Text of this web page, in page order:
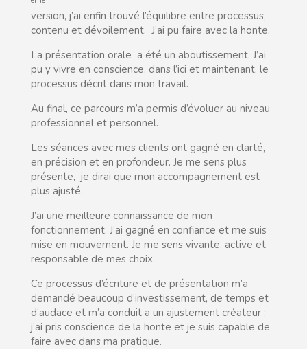
version, j’ai enfin trouvé l’équilibre entre processus,
contenu et dévoilement. J’ai pu faire avec la honte.
La présentation orale a été un aboutissement. J’ai
pu y vivre en conscience, dans l’ici et maintenant, le
processus décrit dans mon travail.
Au final, ce parcours m’a permis d’évoluer au niveau
professionnel et personnel.
Les séances avec mes clients ont gagné en clarté,
en précision et en profondeur. Je me sens plus
présente, je dirai que mon accompagnement est
plus ajusté.
J’ai une meilleure connaissance de mon
fonctionnement. J’ai gagné en confiance et me suis
mise en mouvement. Je me sens vivante, active et
responsable de mes choix.
Ce processus d’écriture et de présentation m’a
demandé beaucoup d’investissement, de temps et
d’audace et m’a conduit a un ajustement créateur :
j’ai pris conscience de la honte et je suis capable de
faire avec dans ma pratique.